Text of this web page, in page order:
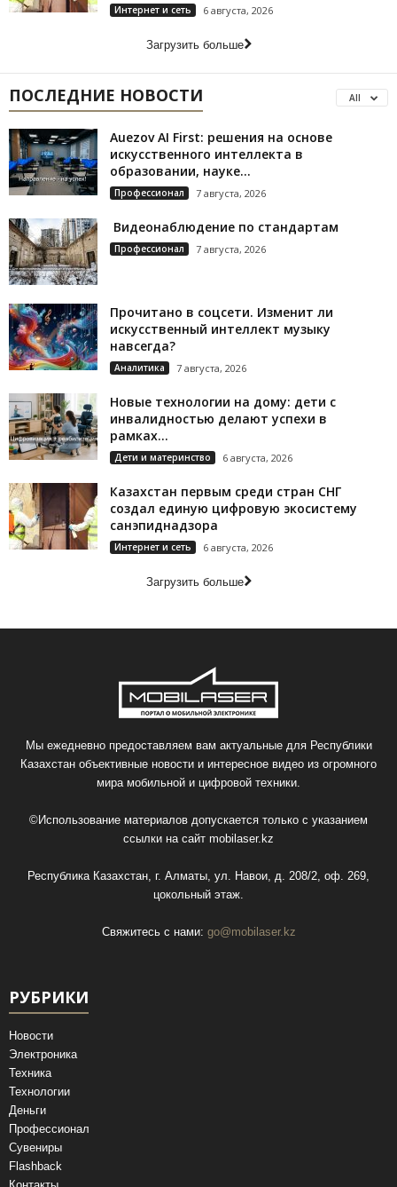
Интернет и сеть 6 августа, 2026
Загрузить больше
ПОСЛЕДНИЕ НОВОСТИ All
Auezov AI First: решения на основе
искусственного интеллекта в
образовании, науке...
Профессионал 7 августа, 2026
Видеонаблюдение по стандартам
Профессионал 7 августа, 2026
Прочитано в соцсети. Изменит ли
искусственный интеллект музыку
навсегда?
Аналитика 7 августа, 2026
Новые технологии на дому: дети с
инвалидностью делают успехи в
рамках...
Дети и материнство 6 августа, 2026
Казахстан первым среди стран СНГ
создал единую цифровую экосистему
санэпиднадзора
Интернет и сеть 6 августа, 2026
Загрузить больше
Мы ежедневно предоставляем вам актуальные для Республики
Казахстан объективные новости и интересное видео из огромного
мира мобильной и цифровой техники.
©Использование материалов допускается только с указанием
ссылки на сайт mobilaser.kz
Республика Казахстан, г. Алматы, ул. Навои, д. 208/2, оф. 269,
цокольный этаж.
Свяжитесь с нами: go@mobilaser.kz
РУБРИКИ
Новости
Электроника
Техника
Технологии
Деньги
Профессионал
Сувениры
Flashback